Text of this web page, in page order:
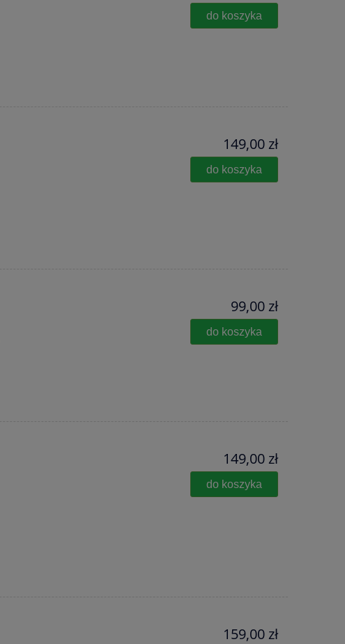
do koszyka
149,00 zł
do koszyka
99,00 zł
do koszyka
149,00 zł
do koszyka
159,00 zł